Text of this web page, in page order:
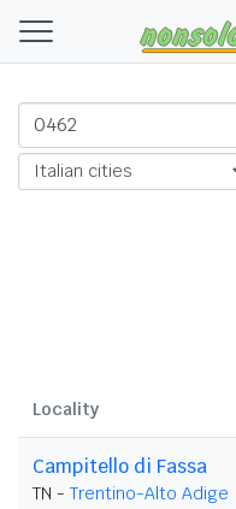
Locality
Campitello di Fassa
TN - Trentino-Alto Adige